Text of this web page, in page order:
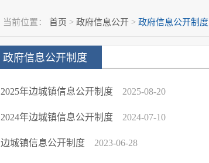
当前位置： 首页 > 政府信息公开> 政府信息公开制度
政府信息公开制度
2025年边城镇信息公开制度 2025-08-20
2024年边城镇信息公开制度 2024-07-10
边城镇信息公开制度 2023-06-28